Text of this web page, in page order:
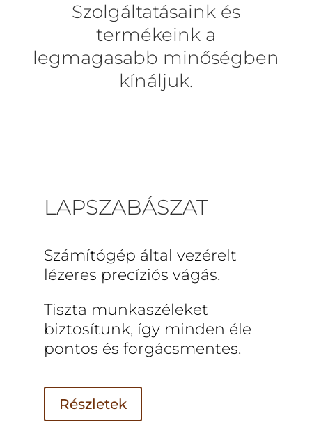
Szolgáltatásaink és
termékeink a
legmagasabb minőségben
kínáljuk.
LAPSZABÁSZAT
Számítógép által vezérelt
lézeres precíziós vágás.
Tiszta munkaszéleket
biztosítunk, így minden éle
pontos és forgácsmentes.
Részletek